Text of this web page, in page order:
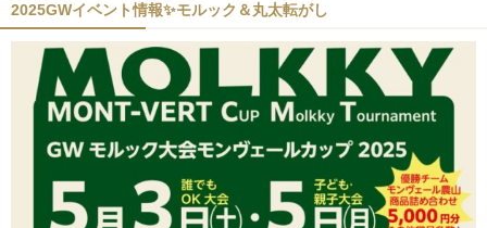
2025GWイベント情報✨モルック＆丸太転がし